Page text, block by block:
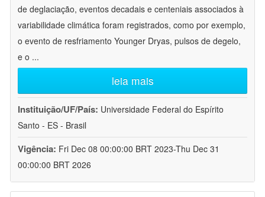
de deglaciação, eventos decadais e centeniais associados à
variabilidade climática foram registrados, como por exemplo,
o evento de resfriamento Younger Dryas, pulsos de degelo,
e o ...
leia mais
Instituição/UF/País: Universidade Federal do Espírito
Santo - ES - Brasil
Vigência: Fri Dec 08 00:00:00 BRT 2023-Thu Dec 31
00:00:00 BRT 2026